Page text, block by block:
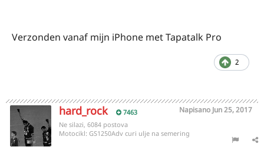
Verzonden vanaf mijn iPhone met Tapatalk Pro
2
hard_rock 7463 Napisano Jun 25, 2017
Ne silazi, 6084 postova
Motocikl: GS1250Adv curi ulje na semering